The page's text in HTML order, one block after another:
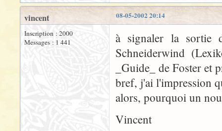
08-05-2002 20:14
vincent
Inscription : 2000
Messages : 1 441
à signaler la sortie
Schneiderwind
_Guide_ de Foster et
bref, j'ai l'impression
alors, pourquoi un
Vincent